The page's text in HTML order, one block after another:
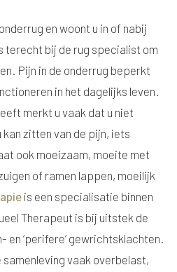
en woont u in of nabij
terecht bij de rug specialist om
Pijn in de onderrug beperkt
in het dagelijks leven.
merkt u vaak dat u niet
zitten van de pijn, iets
ook moeizaam, moeite met
of ramen lappen, moeilijk
is een specialisatie binnen
Therapeut is bij uitstek de
‘perifere’ gewrichtsklachten.
vaak overbelast,